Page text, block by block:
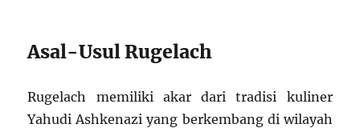
Asal-Usul Rugelach
Rugelach memiliki akar dari tradisi kuliner
Yahudi Ashkenazi yang berkembang di wilayah